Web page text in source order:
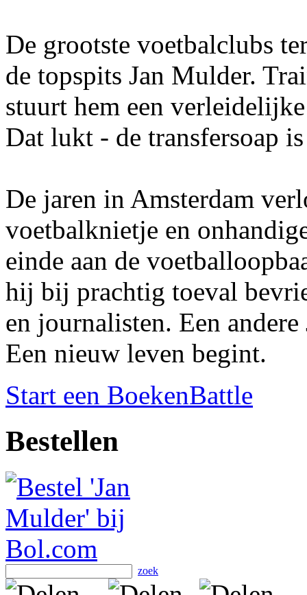
De grootste voetbalclubs
de topspits Jan Mulder.
stuurt hem een
Dat lukt - de transfersoap
De jaren in Amsterdam
voetbalknietje en
einde aan de
hij bij prachtig toeval
en journalisten. Een
Een nieuw leven begint.
Start een BoekenBattle
Bestellen
zoek